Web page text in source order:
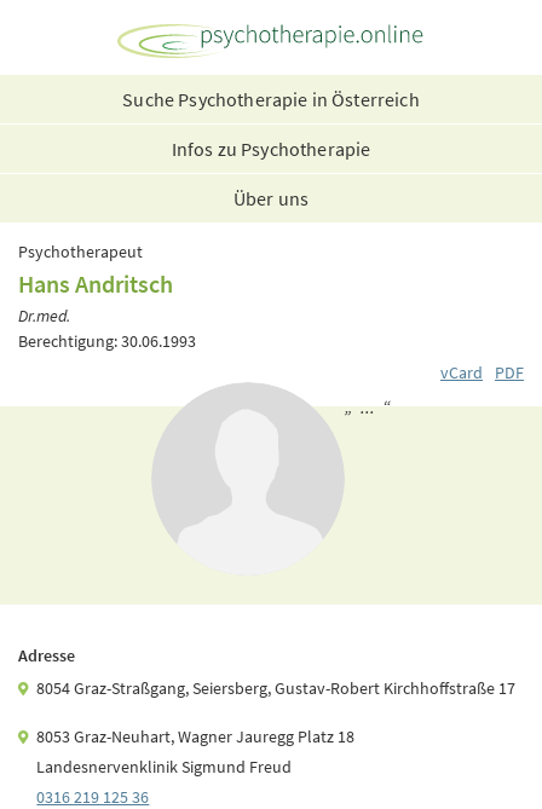
Suche Psychotherapie in Österreich
Infos zu Psychotherapie
Über uns
Psychotherapeut
Hans Andritsch
Dr.med.
Berechtigung: 30.06.1993
vCard
PDF
„ ... “
Adresse
8054 Graz-Straßgang, Seiersberg, Gustav-Robert Kirchhoffstraße 17
8053 Graz-Neuhart, Wagner Jauregg Platz 18
Landesnervenklinik Sigmund Freud
0316 219 125 36